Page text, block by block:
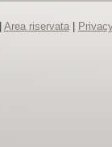
Area riservata|